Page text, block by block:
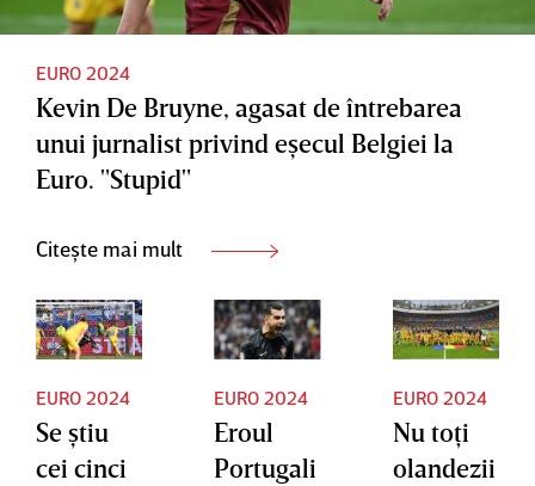
EURO 2024
Kevin De Bruyne, agasat de întrebarea
unui jurnalist privind eşecul Belgiei la
Euro. "Stupid"
Citește mai mult
EURO 2024
Se ştiu
cei cinci
EURO 2024
Eroul
Portugali
EURO 2024
Nu toţi
olandezii